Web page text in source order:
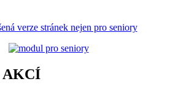
verze stránek nejen pro seniory
AKCÍ